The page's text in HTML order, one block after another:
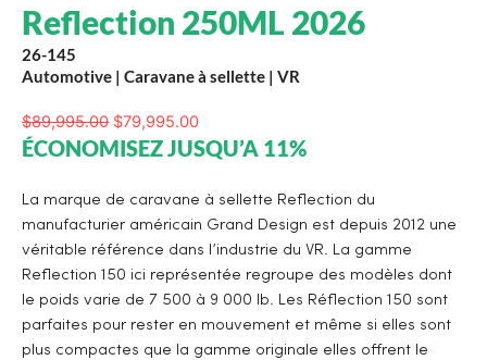
Reflection 250ML 2026
26-145
Automotive | Caravane à sellette | VR
$89,995.00 $79,995.00
ÉCONOMISEZ JUSQU’A 11%
La marque de caravane à sellette Reflection du
manufacturier américain Grand Design est depuis 2012 une
véritable référence dans l’industrie du VR. La gamme
Reflection 150 ici représentée regroupe des modèles dont
le poids varie de 7 500 à 9 000 lb. Les Réflection 150 sont
parfaites pour rester en mouvement et même si elles sont
plus compactes que la gamme originale elles offrent le